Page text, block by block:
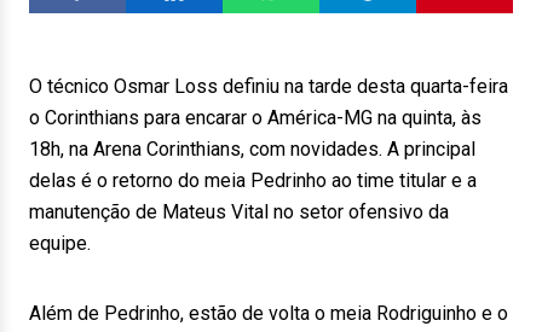
O técnico Osmar Loss definiu na tarde desta quarta-feira
o Corinthians para encarar o América-MG na quinta, às
18h, na Arena Corinthians, com novidades. A principal
delas é o retorno do meia Pedrinho ao time titular e a
manutenção de Mateus Vital no setor ofensivo da
equipe.
Além de Pedrinho, estão de volta o meia Rodriguinho e o